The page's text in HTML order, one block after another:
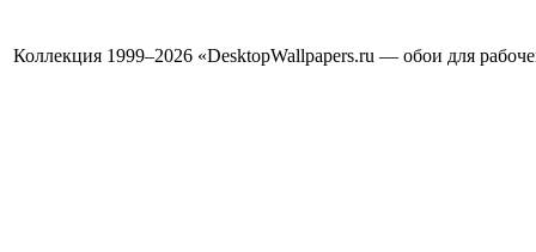
Коллекция 1999–2026 «DesktopWallpapers.ru — обои для